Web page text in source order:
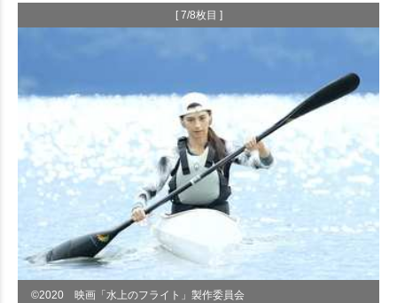
[ 7/8枚目 ]
©︎2020 映画「水上のフライト」製作委員会